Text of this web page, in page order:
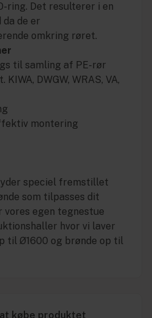
ring. Det resulterer i en
de er
omkring røret.
til samling af PE-rør
KIWA, DWGW, WRAS, VA,
montering
speciel fremstillet
som tilpasses dit
vores egen tegnestue
hvor vi laver
til Ø1600 og brønde op til
købe produktet